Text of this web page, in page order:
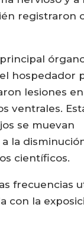
registraron
hospedador
lesiones en
ventrales.
se muevan
la
científicos.
frecuencias
con la